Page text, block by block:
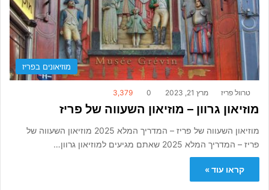
מוזיאונים בפריז
טרוול פריז מרץ 21, 2023 0
3,379
מוזיאון גרוון – מוזיאון השעווה של פריז
מוזיאון השעווה של פריז – המדריך המלא 2025 מוזיאון השעווה של
פריז – המדריך המלא 2025 שאתם מגיעים למוזיאון גרוון…
קראו עוד »